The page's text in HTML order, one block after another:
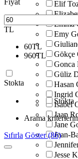
Elif
Emma
Emy
Gökçe
Gonca
Güliz
Hasan
Ingrid
Isabel
Jaap
Jane
Jean-
Jesse
Fiyat
TL
60TL
960TL
Stokta
Stokta
Arama
Sıfırla Göster (86)